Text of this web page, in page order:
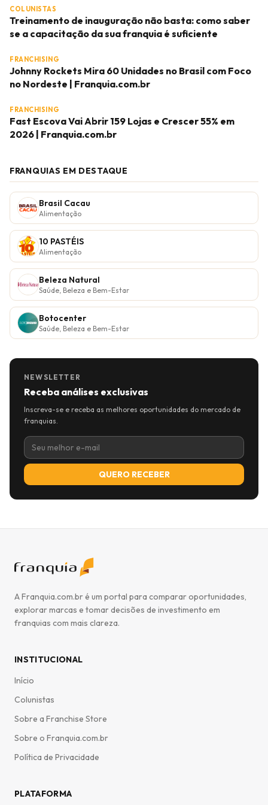
COLUNISTAS
Treinamento de inauguração não basta: como saber
se a capacitação da sua franquia é suficiente
FRANCHISING
Johnny Rockets Mira 60 Unidades no Brasil com Foco
no Nordeste | Franquia.com.br
FRANCHISING
Fast Escova Vai Abrir 159 Lojas e Crescer 55% em
2026 | Franquia.com.br
FRANQUIAS EM DESTAQUE
Brasil Cacau
Alimentação
10 PASTÉIS
Alimentação
Beleza Natural
Saúde, Beleza e Bem-Estar
Botocenter
Saúde, Beleza e Bem-Estar
NEWSLETTER
Receba análises exclusivas
Inscreva-se e receba as melhores oportunidades do mercado de
franquias.
QUERO RECEBER
A Franquia.com.br é um portal para comparar oportunidades,
explorar marcas e tomar decisões de investimento em
franquias com mais clareza.
INSTITUCIONAL
Início
Colunistas
Sobre a Franchise Store
Sobre o Franquia.com.br
Política de Privacidade
PLATAFORMA